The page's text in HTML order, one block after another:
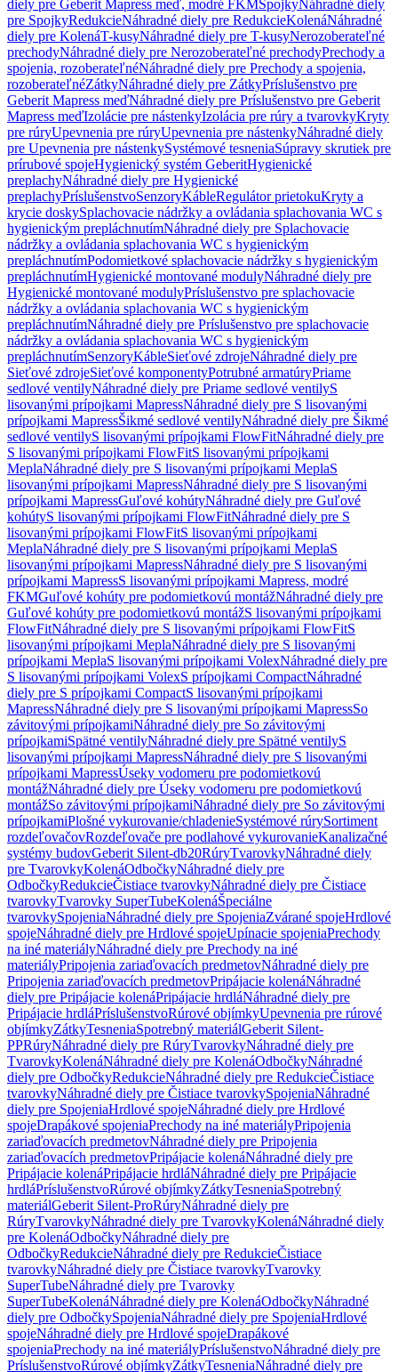
diely pre Geberit Mapress meď, modré FKMSpojkyNáhradné diely
pre SpojkyRedukcieNáhradné diely pre RedukcieKolenáNáhradné
diely pre KolenáT-kusyNáhradné diely pre T-kusyNerozoberateľné
prechodyNáhradné diely pre Nerozoberateľné prechodyPrechody a
spojenia, rozoberateľnéNáhradné diely pre Prechody a spojenia,
rozoberateľnéZátkyNáhradné diely pre ZátkyPríslušenstvo pre
Geberit Mapress meďNáhradné diely pre Príslušenstvo pre Geberit
Mapress meďIzolácie pre nástenkyIzolácia pre rúry a tvarovkyKryty
pre rúryUpevnenia pre rúryUpevnenia pre nástenkyNáhradné diely
pre Upevnenia pre nástenkySystémové tesneniaSúpravy skrutiek pre
prírubové spojeHygienický systém GeberitHygienické
preplachyNáhradné diely pre Hygienické
preplachyPríslušenstvoSenzoryKábleRegulátor prietokuKryty a
krycie doskySplachovacie nádržky a ovládania splachovania WC s
hygienickým prepláchnutímNáhradné diely pre Splachovacie
nádržky a ovládania splachovania WC s hygienickým
prepláchnutímPodomietkové splachovacie nádržky s hygienickým
prepláchnutímHygienické montované modulyNáhradné diely pre
Hygienické montované modulyPríslušenstvo pre splachovacie
nádržky a ovládania splachovania WC s hygienickým
prepláchnutímNáhradné diely pre Príslušenstvo pre splachovacie
nádržky a ovládania splachovania WC s hygienickým
prepláchnutímSenzoryKábleSieťové zdrojeNáhradné diely pre
Sieťové zdrojeSieťové komponentyPotrubné armatúryPriame
sedlové ventilyNáhradné diely pre Priame sedlové ventilyS
lisovanými prípojkami MapressNáhradné diely pre S lisovanými
prípojkami MapressŠikmé sedlové ventilyNáhradné diely pre Šikmé
sedlové ventilyS lisovanými prípojkami FlowFitNáhradné diely pre
S lisovanými prípojkami FlowFitS lisovanými prípojkami
MeplaNáhradné diely pre S lisovanými prípojkami MeplaS
lisovanými prípojkami MapressNáhradné diely pre S lisovanými
prípojkami MapressGuľové kohútyNáhradné diely pre Guľové
kohútyS lisovanými prípojkami FlowFitNáhradné diely pre S
lisovanými prípojkami FlowFitS lisovanými prípojkami
MeplaNáhradné diely pre S lisovanými prípojkami MeplaS
lisovanými prípojkami MapressNáhradné diely pre S lisovanými
prípojkami MapressS lisovanými prípojkami Mapress, modré
FKMGuľové kohúty pre podomietkovú montážNáhradné diely pre
Guľové kohúty pre podomietkovú montážS lisovanými prípojkami
FlowFitNáhradné diely pre S lisovanými prípojkami FlowFitS
lisovanými prípojkami MeplaNáhradné diely pre S lisovanými
prípojkami MeplaS lisovanými prípojkami VolexNáhradné diely pre
S lisovanými prípojkami VolexS prípojkami CompactNáhradné
diely pre S prípojkami CompactS lisovanými prípojkami
MapressNáhradné diely pre S lisovanými prípojkami MapressSo
závitovými prípojkamiNáhradné diely pre So závitovými
prípojkamiSpätné ventilyNáhradné diely pre Spätné ventilyS
lisovanými prípojkami MapressNáhradné diely pre S lisovanými
prípojkami MapressÚseky vodomeru pre podomietkovú
montážNáhradné diely pre Úseky vodomeru pre podomietkovú
montážSo závitovými prípojkamiNáhradné diely pre So závitovými
prípojkamiPlošné vykurovanie/chladenieSystémové rúrySortiment
rozdeľovačovRozdeľovače pre podlahové vykurovanieKanalizačné
systémy budovGeberit Silent-db20RúryTvarovkyNáhradné diely
pre TvarovkyKolenáOdbočkyNáhradné diely pre
OdbočkyRedukcieČistiace tvarovkyNáhradné diely pre Čistiace
tvarovkyTvarovky SuperTubeKolenáŠpeciálne
tvarovkySpojeniaNáhradné diely pre SpojeniaZvárané spojeHrdlové
spojeNáhradné diely pre Hrdlové spojeUpínacie spojeniaPrechody
na iné materiályNáhradné diely pre Prechody na iné
materiályPripojenia zariaďovacích predmetovNáhradné diely pre
Pripojenia zariaďovacích predmetovPripájacie kolenáNáhradné
diely pre Pripájacie kolenáPripájacie hrdláNáhradné diely pre
Pripájacie hrdláPríslušenstvoRúrové objímkyUpevnenia pre rúrové
objímkyZátkyTesneniaSpotrebný materiálGeberit Silent-
PPRúryNáhradné diely pre RúryTvarovkyNáhradné diely pre
TvarovkyKolenáNáhradné diely pre KolenáOdbočkyNáhradné
diely pre OdbočkyRedukcieNáhradné diely pre RedukcieČistiace
tvarovkyNáhradné diely pre Čistiace tvarovkySpojeniaNáhradné
diely pre SpojeniaHrdlové spojeNáhradné diely pre Hrdlové
spojeDrapákové spojeniaPrechody na iné materiályPripojenia
zariaďovacích predmetovNáhradné diely pre Pripojenia
zariaďovacích predmetovPripájacie kolenáNáhradné diely pre
Pripájacie kolenáPripájacie hrdláNáhradné diely pre Pripájacie
hrdláPríslušenstvoRúrové objímkyZátkyTesneniaSpotrebný
materiálGeberit Silent-ProRúryNáhradné diely pre
RúryTvarovkyNáhradné diely pre TvarovkyKolenáNáhradné diely
pre KolenáOdbočkyNáhradné diely pre
OdbočkyRedukcieNáhradné diely pre RedukcieČistiace
tvarovkyNáhradné diely pre Čistiace tvarovkyTvarovky
SuperTubeNáhradné diely pre Tvarovky
SuperTubeKolenáNáhradné diely pre KolenáOdbočkyNáhradné
diely pre OdbočkySpojeniaNáhradné diely pre SpojeniaHrdlové
spojeNáhradné diely pre Hrdlové spojeDrapákové
spojeniaPrechody na iné materiályPríslušenstvoNáhradné diely pre
PríslušenstvoRúrové objímkyZátkyTesneniaNáhradné diely pre